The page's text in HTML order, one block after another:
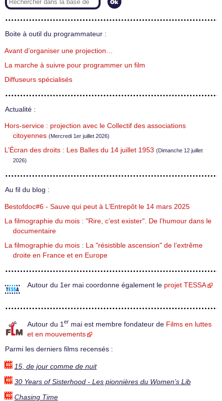
Boite à outil du programmateur :
Avant d’organiser une projection…
La marche à suivre pour programmer un film
Diffuseurs spécialisés
Actualité :
Hors-service : projection avec le Collectif des associations
citoyennes (Mercredi 1er juillet 2026)
L’Écran des droits : Les Balles du 14 juillet 1953 (Dimanche 12 juillet
2026)
Au fil du blog :
Bestofdoc#6 - Sauve qui peut à L’Entrepôt le 14 mars 2025
La filmographie du mois : "Rire, c’est exister". De l’humour dans le
documentaire
La filmographie du mois : La "résistible ascension" de l’extrême
droite en France et en Europe
Autour du 1er mai coordonne également le projet TESSA
Autour du 1 er mai est membre fondateur de Films en luttes
et en mouvements
Parmi les derniers films recensés :
15, de jour comme de nuit
30 Years of Sisterhood - Les pionnières du Women’s Lib
Chasing Time